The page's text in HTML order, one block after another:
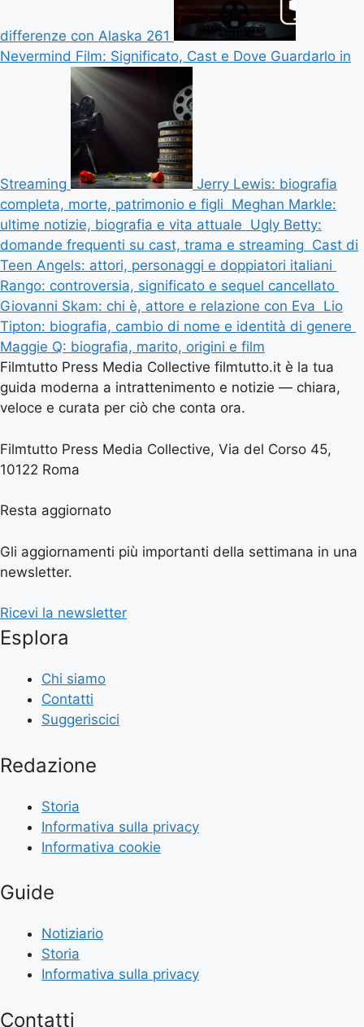
differenze con Alaska 261
Nevermind Film: Significato, Cast e Dove Guardarlo in
Streaming
Jerry Lewis: biografia
completa, morte, patrimonio e figli Meghan Markle:
ultime notizie, biografia e vita attuale Ugly Betty:
domande frequenti su cast, trama e streaming Cast di
Teen Angels: attori, personaggi e doppiatori italiani
Rango: controversia, significato e sequel cancellato
Giovanni Skam: chi è, attore e relazione con Eva Lio
Tipton: biografia, cambio di nome e identità di genere
Maggie Q: biografia, marito, origini e film
Filmtutto Press Media Collective filmtutto.it è la tua
guida moderna a intrattenimento e notizie — chiara,
veloce e curata per ciò che conta ora.
Filmtutto Press Media Collective, Via del Corso 45,
10122 Roma
Resta aggiornato
Gli aggiornamenti più importanti della settimana in una
newsletter.
Ricevi la newsletter
Esplora
Chi siamo
Contatti
Suggeriscici
Redazione
Storia
Informativa sulla privacy
Informativa cookie
Guide
Notiziario
Storia
Informativa sulla privacy
Contatti